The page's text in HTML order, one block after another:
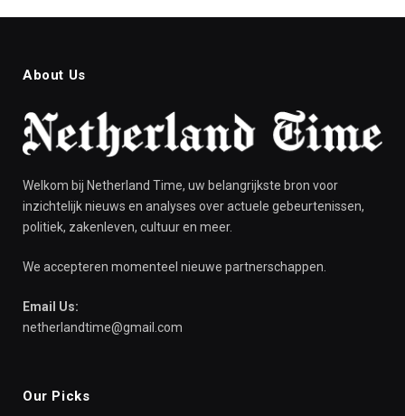
About Us
Welkom bij Netherland Time, uw belangrijkste bron voor
inzichtelijk nieuws en analyses over actuele gebeurtenissen,
politiek, zakenleven, cultuur en meer.
We accepteren momenteel nieuwe partnerschappen.
Email Us:
netherlandtime@gmail.com
Our Picks